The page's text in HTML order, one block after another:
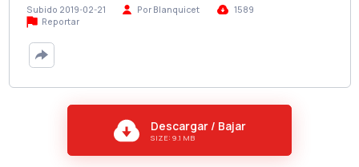
Subido 2019-02-21 Por Blanquicet
1589
Reportar
Descargar / Bajar
SIZE: 9.1 MB